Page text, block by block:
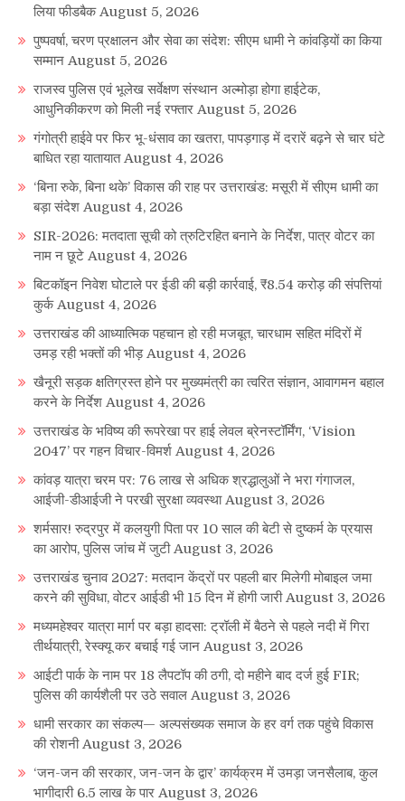
लिया फीडबैक August 5, 2026
पुष्पवर्षा, चरण प्रक्षालन और सेवा का संदेश: सीएम धामी ने कांवड़ियों का किया
सम्मान August 5, 2026
राजस्व पुलिस एवं भूलेख सर्वेक्षण संस्थान अल्मोड़ा होगा हाईटेक,
आधुनिकीकरण को मिली नई रफ्तार August 5, 2026
गंगोत्री हाईवे पर फिर भू-धंसाव का खतरा, पापड़गाड़ में दरारें बढ़ने से चार घंटे
बाधित रहा यातायात August 4, 2026
‘बिना रुके, बिना थके’ विकास की राह पर उत्तराखंड: मसूरी में सीएम धामी का
बड़ा संदेश August 4, 2026
SIR-2026: मतदाता सूची को त्रुटिरहित बनाने के निर्देश, पात्र वोटर का
नाम न छूटे August 4, 2026
बिटकॉइन निवेश घोटाले पर ईडी की बड़ी कार्रवाई, ₹8.54 करोड़ की संपत्तियां
कुर्क August 4, 2026
उत्तराखंड की आध्यात्मिक पहचान हो रही मजबूत, चारधाम सहित मंदिरों में
उमड़ रही भक्तों की भीड़ August 4, 2026
खैनूरी सड़क क्षतिग्रस्त होने पर मुख्यमंत्री का त्वरित संज्ञान, आवागमन बहाल
करने के निर्देश August 4, 2026
उत्तराखंड के भविष्य की रूपरेखा पर हाई लेवल ब्रेनस्टॉर्मिंग, ‘Vision
2047’ पर गहन विचार-विमर्श August 4, 2026
कांवड़ यात्रा चरम पर: 76 लाख से अधिक श्रद्धालुओं ने भरा गंगाजल,
आईजी-डीआईजी ने परखी सुरक्षा व्यवस्था August 3, 2026
शर्मसार! रुद्रपुर में कलयुगी पिता पर 10 साल की बेटी से दुष्कर्म के प्रयास
का आरोप, पुलिस जांच में जुटी August 3, 2026
उत्तराखंड चुनाव 2027: मतदान केंद्रों पर पहली बार मिलेगी मोबाइल जमा
करने की सुविधा, वोटर आईडी भी 15 दिन में होगी जारी August 3, 2026
मध्यमहेश्वर यात्रा मार्ग पर बड़ा हादसा: ट्रॉली में बैठने से पहले नदी में गिरा
तीर्थयात्री, रेस्क्यू कर बचाई गई जान August 3, 2026
आईटी पार्क के नाम पर 18 लैपटॉप की ठगी, दो महीने बाद दर्ज हुई FIR;
पुलिस की कार्यशैली पर उठे सवाल August 3, 2026
धामी सरकार का संकल्प— अल्पसंख्यक समाज के हर वर्ग तक पहुंचे विकास
की रोशनी August 3, 2026
‘जन-जन की सरकार, जन-जन के द्वार’ कार्यक्रम में उमड़ा जनसैलाब, कुल
भागीदारी 6.5 लाख के पार August 3, 2026